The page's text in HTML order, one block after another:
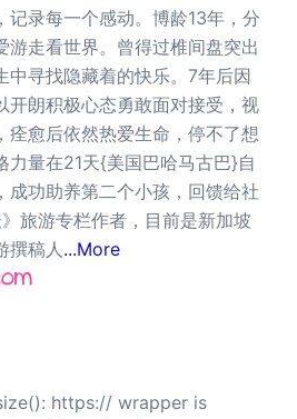
记录每一个感动。博龄13年，分
游走看世界。曾得过椎间盘突出
中寻找隐藏着的快乐。7年后因
开朗积极心态勇敢面对接受，视
痊愈后依然热爱生命，停不了想
力量在21天{美国巴哈马古巴}自
成功助养第二个小孩，回馈给社
旅游专栏作者，目前是新加坡
撰稿人 ...More
https:// wrapper is